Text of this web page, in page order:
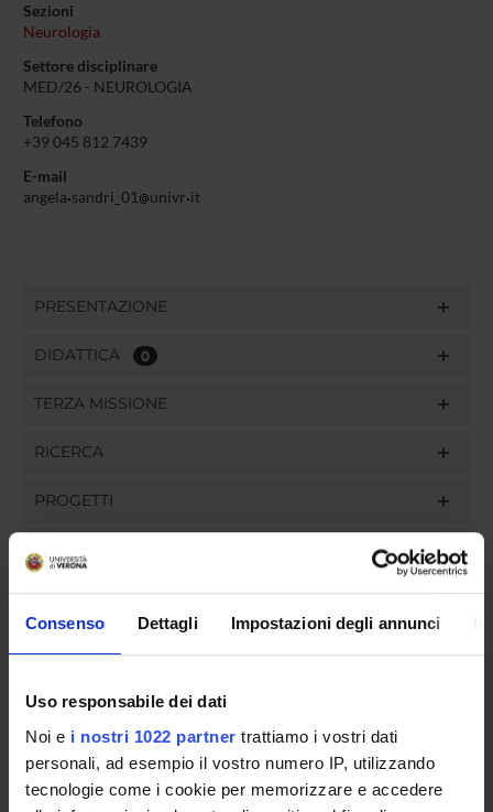
Consenso Dettagli Impostazioni degli annunci
Uso responsabile dei dati
Noi e i nostri 1022 partner trattiamo i vostri dati
personali, ad esempio il vostro numero IP, utilizzando
tecnologie come i cookie per memorizzare e accedere
Sezioni
Neurologia
Settore disciplinare
MED/26 - NEUROLOGIA
Telefono
+39 045 812 7439
E-mail
angela sandri_01 univr it
PRESENTAZIONE
DIDATTICA 0
TERZA MISSIONE
RICERCA
PROGETTI
INCARICHI
ORGANIZZAZIONE
GOVERNANCE